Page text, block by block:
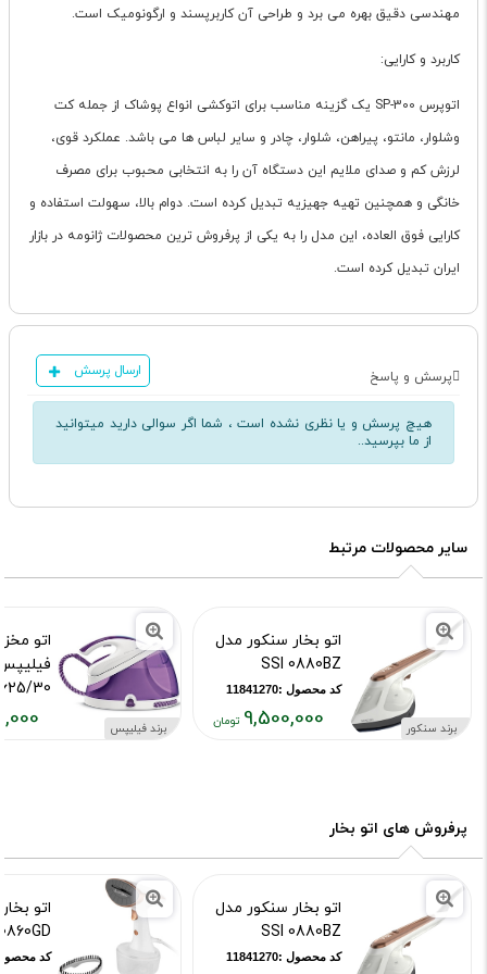
مهندسی دقیق بهره می برد و طراحی آن کاربرپسند و ارگونومیک است.
کاربرد و کارایی:
اتوپرس SP-300 یک گزینه مناسب برای اتوکشی انواع پوشاک از جمله کت
وشلوار، مانتو، پیراهن، شلوار، چادر و سایر لباس ها می باشد. عملکرد قوی،
لرزش کم و صدای ملایم این دستگاه آن را به انتخابی محبوب برای مصرف
خانگی و همچنین تهیه جهیزیه تبدیل کرده است. دوام بالا، سهولت استفاده و
کارایی فوق العاده، این مدل را به یکی از پرفروش ترین محصولات ژانومه در بازار
ایران تبدیل کرده است.
پرسش و پاسخ ارسال پرسش
هیچ پرسش و یا نظری نشده است ، شما اگر سوالی دارید میتوانید
از ما بپرسید..
سایر محصولات مرتبط
برند سنکور
اتو بخار سنکور مدل
SSI 0880BZ
کد محصول :11841270
9,500,000 برند فیلیپس
اتو
30
کد محصول
پرفروش های اتو بخار
اتو بخار سنکور مدل
SSI 0880BZ
کد محصول :11841270
اتو
کد محصول